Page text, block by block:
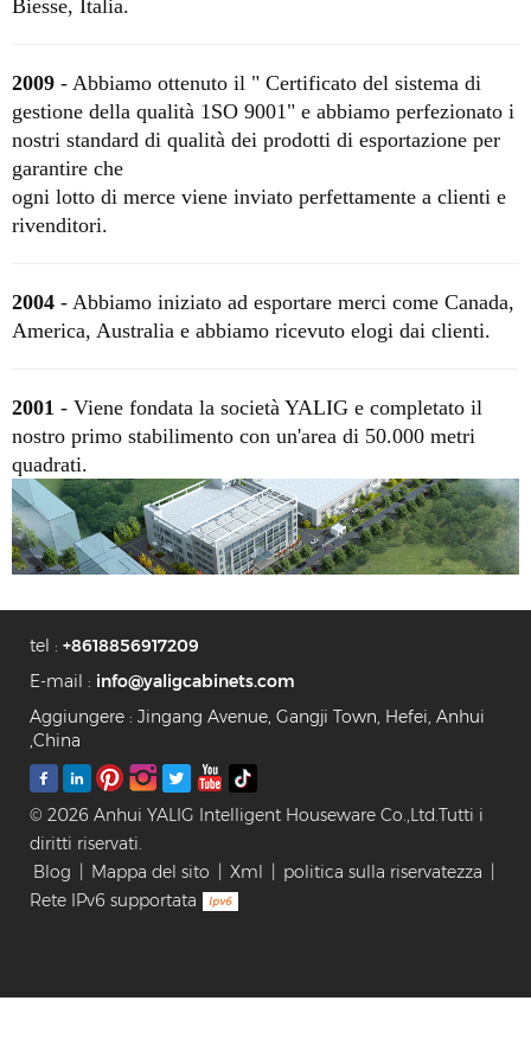
Biesse, Italia.
2009 - Abbiamo ottenuto il " Certificato del sistema di
gestione della qualità 1SO 9001" e abbiamo perfezionato i
nostri standard di qualità dei prodotti di esportazione per
garantire che
ogni lotto di merce viene inviato perfettamente a clienti e
rivenditori.
2004 - Abbiamo iniziato ad esportare merci come Canada,
America, Australia e abbiamo ricevuto elogi dai clienti.
2001 - Viene fondata la società YALIG e completato il
nostro primo stabilimento con un'area di 50.000 metri
quadrati.
tel : +8618856917209
E-mail : info@yaligcabinets.com
Aggiungere : Jingang Avenue, Gangji Town, Hefei, Anhui
,China
© 2026 Anhui YALIG Intelligent Houseware Co.,Ltd.Tutti i
diritti riservati.
Blog
Mappa del sito Xml politica sulla riservatezza
Rete IPv6 supportata